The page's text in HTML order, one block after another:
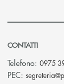
CONTATTI
Telefono: 0975
PEC: